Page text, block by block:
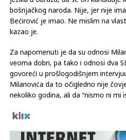
glasali Hrvati, a nisu. Jednako kao
godina, pred svjedocima,
SDP-a, gospodina Zlatka
jezika u obrazu, da se on kandiduje
bošnjačkog naroda. Nije, jer nije
Bećirović je imao. Ne mislim na
kazao je.
Za napomenuti je da su odnosi
veoma dobri, pa tako i odnosi dva
govoreći u prošlogodišnjem
Milanovića da to očigledno nije
nekoliko godina, ali da “nismo ni mi